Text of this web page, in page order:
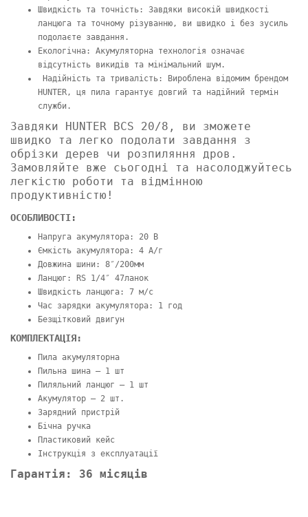
Швидкість та точність: Завдяки високій швидкості
ланцюга та точному різуванню, ви швидко і без зусиль
подолаєте завдання.
Екологічна: Акумуляторна технологія означає
відсутність викидів та мінімальний шум.
Надійність та тривалість: Вироблена відомим брендом
HUNTER, ця пила гарантує довгий та надійний термін
служби.
Завдяки HUNTER BCS 20/8, ви зможете
швидко та легко подолати завдання з
обрізки дерев чи розпиляння дров.
Замовляйте вже сьогодні та насолоджуйтесь
легкістю роботи та відмінною
продуктивністю!
ОСОБЛИВОСТІ:
Напруга акумулятора: 20 В
Ємкість акумулятора: 4 А/г
Довжина шини: 8″/200мм
Ланцюг: RS 1/4″ 47ланок
Швидкість ланцюга: 7 м/с
Час зарядки акумулятора: 1 год
Безщітковий двигун
КОМПЛЕКТАЦІЯ:
Пила акумуляторна
Пильна шина – 1 шт
Пиляльний ланцюг – 1 шт
Акумулятор – 2 шт.
Зарядний пристрій
Бічна ручка
Пластиковий кейс
Інструкція з експлуатації
Гарантія: 36 місяців